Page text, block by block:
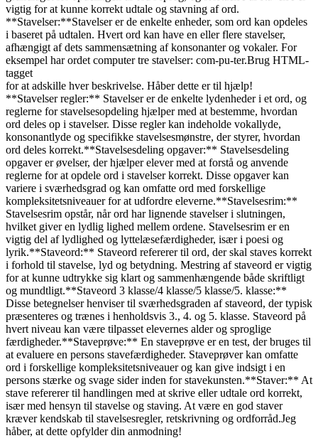
vigtig for at kunne korrekt udtale og stavning af ord.
**Stavelser:**Stavelser er de enkelte enheder, som ord kan opdeles
i baseret på udtalen. Hvert ord kan have en eller flere stavelser,
afhængigt af dets sammensætning af konsonanter og vokaler. For
eksempel har ordet computer tre stavelser: com-pu-ter.Brug HTML-
tagget
for at adskille hver beskrivelse. Håber dette er til hjælp!
**Stavelser regler:** Stavelser er de enkelte lydenheder i et ord, og
reglerne for stavelsesopdeling hjælper med at bestemme, hvordan
ord deles op i stavelser. Disse regler kan indeholde vokallyde,
konsonantlyde og specifikke stavelsesmønstre, der styrer, hvordan
ord deles korrekt.**Stavelsesdeling opgaver:** Stavelsesdeling
opgaver er øvelser, der hjælper elever med at forstå og anvende
reglerne for at opdele ord i stavelser korrekt. Disse opgaver kan
variere i sværhedsgrad og kan omfatte ord med forskellige
kompleksitetsniveauer for at udfordre eleverne.**Stavelsesrim:**
Stavelsesrim opstår, når ord har lignende stavelser i slutningen,
hvilket giver en lydlig lighed mellem ordene. Stavelsesrim er en
vigtig del af lydlighed og lyttelæsefærdigheder, især i poesi og
lyrik.**Staveord:** Staveord refererer til ord, der skal staves korrekt
i forhold til stavelse, lyd og betydning. Mestring af staveord er vigtig
for at kunne udtrykke sig klart og sammenhængende både skriftligt
og mundtligt.**Staveord 3 klasse/4 klasse/5 klasse/5. klasse:**
Disse betegnelser henviser til sværhedsgraden af staveord, der typisk
præsenteres og trænes i henholdsvis 3., 4. og 5. klasse. Staveord på
hvert niveau kan være tilpasset elevernes alder og sproglige
færdigheder.**Staveprøve:** En staveprøve er en test, der bruges til
at evaluere en persons stavefærdigheder. Staveprøver kan omfatte
ord i forskellige kompleksitetsniveauer og kan give indsigt i en
persons stærke og svage sider inden for stavekunsten.**Staver:** At
stave refererer til handlingen med at skrive eller udtale ord korrekt,
især med hensyn til stavelse og staving. At være en god staver
kræver kendskab til stavelsesregler, retskrivning og ordforråd.Jeg
håber, at dette opfylder din anmodning!